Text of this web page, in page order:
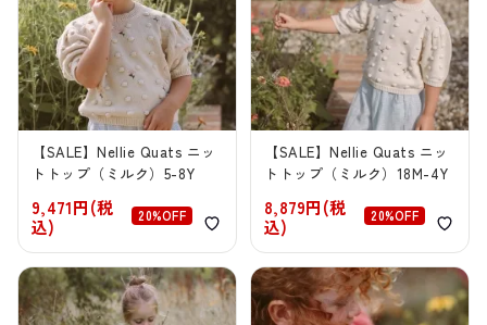
【SALE】Nellie Quats ニッ
トトップ（ミルク）5-8Y
9,471円(税
込)
20%OFF
【SALE】Nellie Quats ニッ
トトップ（ミルク）18M-4Y
8,879円(税
込)
20%OFF